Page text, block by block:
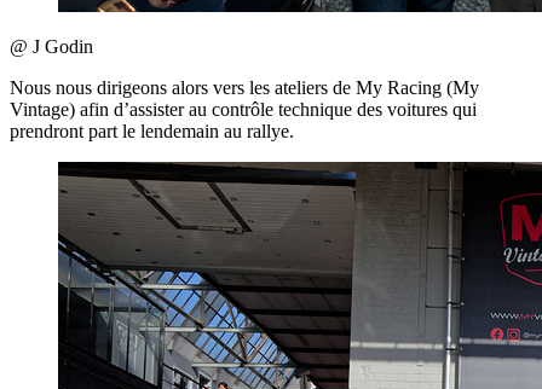
@ J Godin
Nous nous dirigeons alors vers les ateliers de My Racing (My
Vintage) afin d’assister au contrôle technique des voitures qui
prendront part le lendemain au rallye.